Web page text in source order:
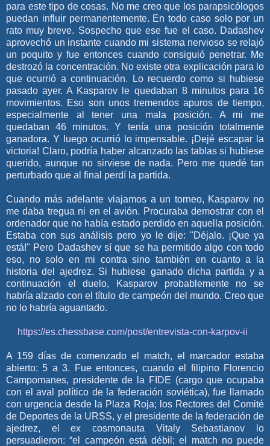
para este tipo de cosas. No me creo que los parapsicólogos
puedan influir permanentemente. En todo caso solo por un
rato muy breve. Sospecho que ese fue el caso. Dadashev
aprovechó un instante cuando mi sistema nervioso se relajó
un poquito y fue entonces cuando consiguió penetrar. Me
destrozó la concentración. No existe otra explicación para lo
que ocurrió a continuación. Lo recuerdo como si hubiese
pasado ayer. A Kasparov le quedaban 8 minutos para 16
movimientos. Eso son unos tremendos apuros de tiempo,
especialmente al tener una mala posición. A mi me
quedaban 46 minutos. Y tenía una posición totalmente
ganadora. Y luego ocurrió lo impensable. ¡Dejé escapar la
victoria! Claro, podría haber alcanzado las tablas si hubiese
querido, aunque no sirviese de nada. Pero me quedé tan
perturbado que al final perdí la partida.
Cuando más adelante viajamos a un torneo, Kasparov no
me daba tregua ni en el avión. Procuraba demostrar con el
ordenador que no había estado perdido en aquella posición.
Estaba con sus análisis pero yo le dije: "Déjalo. ¡Que ya
está!" Pero Dadashev sí que se ha permitido algo con todo
eso, no solo en mi contra sino también en cuanto a la
historia del ajedrez. Si hubiese ganado dicha partida y a
continuación el duelo, Kasparov probablemente no se
habría alzado con el título de campeón del mundo. Creo que
no lo habría aguantado.
https://es.chessbase.com/post/entrevista-con-karpov-ii
A 159 días de comenzado el match, el marcador estaba
abierto: 5 a 3. Fue entonces, cuando el filipino Florencio
Campomanes, presidente de la FIDE (cargo que ocupaba
con el aval político de la federación soviética), fue llamado
con urgencia desde la Plaza Roja; los Rectores del Comité
de Deportes de la URSS, y el presidente de la federación de
ajedrez, el ex cosmonauta Vitaly Sebastianov lo
persuadieron: “el campeón está débil; el match no puede